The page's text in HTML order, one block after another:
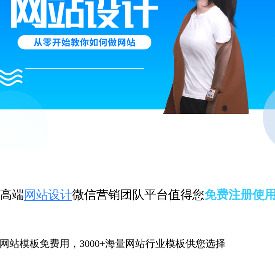
高端网站设计微信营销团队平台值得您免费注册使用
网站模板免费用，3000+海量网站行业模板供您选择